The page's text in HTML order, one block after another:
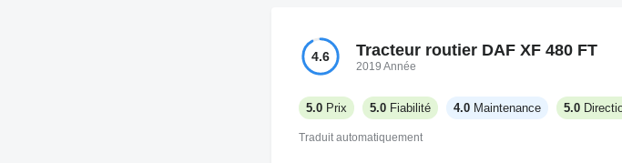
4.6 Tracteur routier DAF XF 480 FT
2019 Année
5.0 Prix 5.0 Fiabilité 4.0 Maintenance 5.0
Traduit automatiquement